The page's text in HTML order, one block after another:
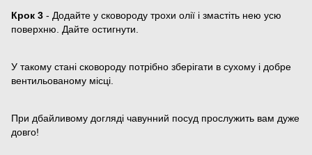
Крок 3 - Додайте у сковороду трохи олії і змастіть нею усю
поверхню. Дайте остигнути.
У такому стані сковороду потрібно зберігати в сухому і добре
вентильованому місці.
При дбайливому догляді чавунний посуд прослужить вам дуже
довго!